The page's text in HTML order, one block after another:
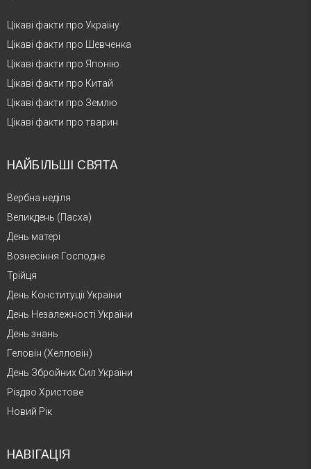
Цікаві факти про Україну
Цікаві факти про Шевченка
Цікаві факти про Японію
Цікаві факти про Китай
Цікаві факти про Землю
Цікаві факти про тварин
НАЙБІЛЬШІ СВЯТА
Вербна неділя
Великдень (Пасха)
День матері
Вознесіння Господнє
Трійця
День Конституції України
День Незалежності України
День знань
Геловін (Хелловін)
День Збройних Сил України
Різдво Христове
Новий Рік
НАВІГАЦІЯ